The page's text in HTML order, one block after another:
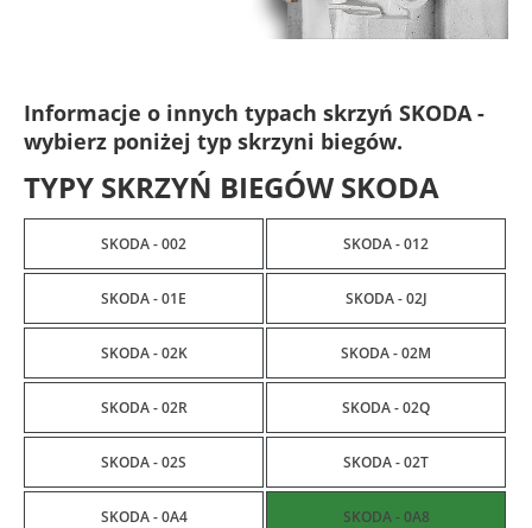
Informacje o innych typach skrzyń SKODA -
wybierz poniżej typ skrzyni biegów.
TYPY SKRZYŃ BIEGÓW SKODA
SKODA - 002 SKODA - 012
SKODA - 01E SKODA - 02J
SKODA - 02K SKODA - 02M
SKODA - 02R SKODA - 02Q
SKODA - 02S SKODA - 02T
SKODA - 0A4 SKODA - 0A8